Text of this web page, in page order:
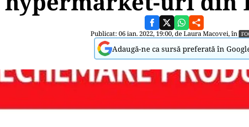
Publicat: 06 ian. 2022, 19:00, deLaura Macovei, în
Adaugă-ne ca sursă preferată în